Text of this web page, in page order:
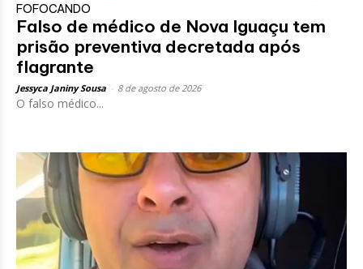
FOFOCANDO
Falso de médico de Nova Iguaçu tem
prisão preventiva decretada após
flagrante
Jessyca Janiny Sousa 8 de agosto de 2026
O falso médico...